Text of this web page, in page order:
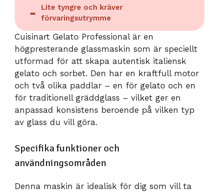
Lite tyngre och kräver
förvaringsutrymme
Cuisinart Gelato Professional är en
högpresterande glassmaskin som är speciellt
utformad för att skapa autentisk italiensk
gelato och sorbet. Den har en kraftfull motor
och två olika paddlar – en för gelato och en
för traditionell gräddglass – vilket ger en
anpassad konsistens beroende på vilken typ
av glass du vill göra.
Specifika funktioner och
användningsområden
Denna maskin är idealisk för dig som vill ta